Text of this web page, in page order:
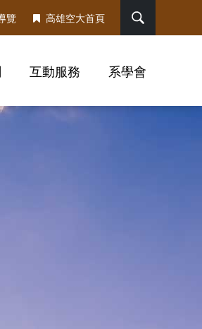
覽 高雄空大首頁
互動服務 系學會